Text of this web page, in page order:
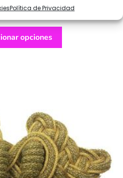
Política de Privacidad
€4,95
opciones